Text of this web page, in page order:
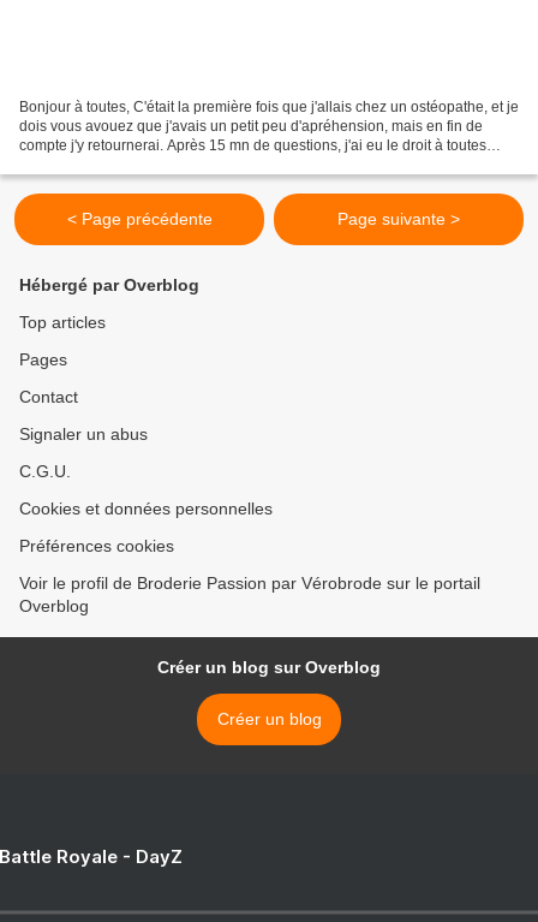
Bonjour à toutes, C'était la première fois que j'allais chez un ostéopathe, et je
dois vous avouez que j'avais un petit peu d'apréhension, mais en fin de
compte j'y retournerai. Après 15 mn de questions, j'ai eu le droit à toutes
< Page précédente Page suivante >
Hébergé par Overblog
Top articles
Pages
Contact
Signaler un abus
C.G.U.
Cookies et données personnelles
Préférences cookies
Voir le profil de Broderie Passion par Vérobrode sur le portail
Overblog
Créer un blog sur Overblog
Créer un blog
Royale - DayZ